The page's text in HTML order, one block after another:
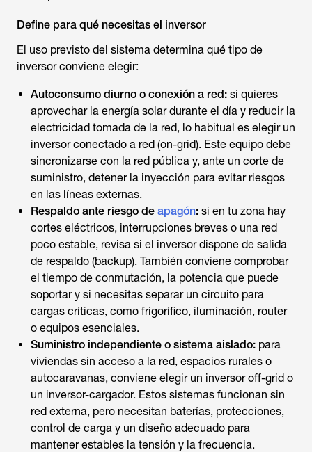
Define para qué necesitas el inversor
El uso previsto del sistema determina qué tipo de
inversor conviene elegir:
Autoconsumo diurno o conexión a red: si quieres
aprovechar la energía solar durante el día y reducir la
electricidad tomada de la red, lo habitual es elegir un
inversor conectado a red (on-grid). Este equipo debe
sincronizarse con la red pública y, ante un corte de
suministro, detener la inyección para evitar riesgos
en las líneas externas.
Respaldo ante riesgo de apagón: si en tu zona hay
cortes eléctricos, interrupciones breves o una red
poco estable, revisa si el inversor dispone de salida
de respaldo (backup). También conviene comprobar
el tiempo de conmutación, la potencia que puede
soportar y si necesitas separar un circuito para
cargas críticas, como frigorífico, iluminación, router
o equipos esenciales.
Suministro independiente o sistema aislado: para
viviendas sin acceso a la red, espacios rurales o
autocaravanas, conviene elegir un inversor off-grid o
un inversor-cargador. Estos sistemas funcionan sin
red externa, pero necesitan baterías, protecciones,
control de carga y un diseño adecuado para
mantener estables la tensión y la frecuencia.